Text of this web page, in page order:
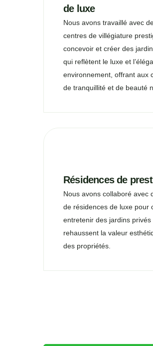
de luxe
Nous avons travaillé avec
centres de villégiature
concevoir et créer des
qui reflètent le luxe et
environnement, offrant aux
de tranquillité et de beauté
Résidences de
Nous avons collaboré avec
de résidences de luxe pour
entretenir des jardins
rehaussent la valeur
des propriétés.